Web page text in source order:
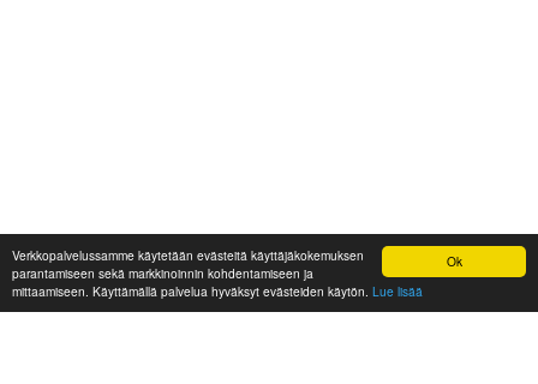
Ok
Verkkopalvelussamme käytetään evästeitä käyttäjäkokemuksen
parantamiseen sekä markkinoinnin kohdentamiseen ja
mittaamiseen. Käyttämällä palvelua hyväksyt evästeiden käytön. Lue lisää